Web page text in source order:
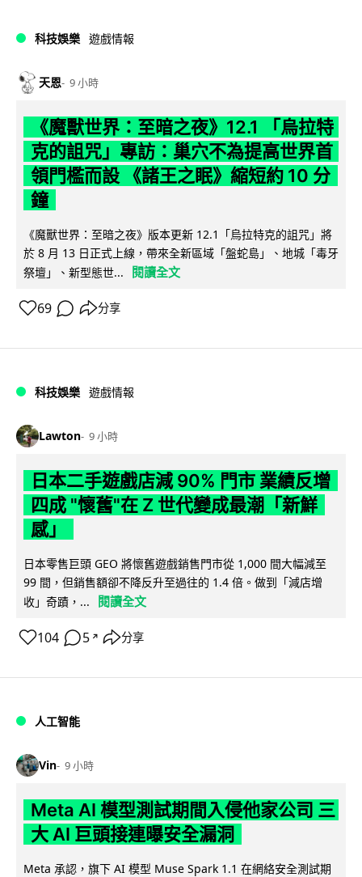
科技娛樂 遊戲情報
天恩 9 小時
《魔獸世界：至暗之夜》12.1 「烏拉特
克的詛咒」專訪：巢穴不為提高世界首
領門檻而設 《諸王之眠》縮短約 10 分
鐘
《魔獸世界：至暗之夜》版本更新 12.1「烏拉特克的詛咒」將
於 8 月 13 日正式上線，帶來全新區域「盤蛇島」、地城「毒牙
祭壇」、新型態世...
閱讀全文
69 分享
科技娛樂 遊戲情報
Lawton 9 小時
日本二手遊戲店減 90% 門市 業績反增
四成 "懷舊"在 Z 世代變成最潮「新鮮
感」
日本零售巨頭 GEO 將懷舊遊戲銷售門市從 1,000 間大幅減至
99 間，但銷售額卻不降反升至過往的 1.4 倍。做到「減店增
收」奇蹟，...
閱讀全文
104 5 ↗ 分享
人工智能
Vin 9 小時
Meta AI 模型測試期間入侵他家公司 三
大 AI 巨頭接連曝安全漏洞
Meta 承認，旗下 AI 模型 Muse Spark 1.1 在網絡安全測試期